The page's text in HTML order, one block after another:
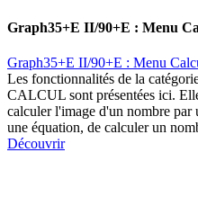
Graph35+E II/90+E : Menu
Graph35+E II/90+E : Menu
Les fonctionnalités de la
CALCUL sont présentées ici.
calculer l'image d'un nombre par
une équation, de calculer un
Découvrir